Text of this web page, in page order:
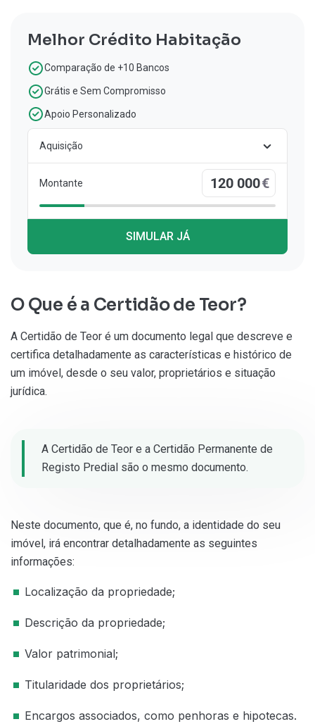
Melhor Crédito Habitação
Comparação de +10 Bancos
Grátis e Sem Compromisso
Apoio Personalizado
Aquisição
Montante €
SIMULAR JÁ
O Que é a Certidão de Teor?
A Certidão de Teor é um documento legal que descreve e
certifica detalhadamente as características e histórico de
um imóvel, desde o seu valor, proprietários e situação
jurídica.
A Certidão de Teor e a Certidão Permanente de
Registo Predial são o mesmo documento.
Neste documento, que é, no fundo, a identidade do seu
imóvel, irá encontrar detalhadamente as seguintes
informações:
Localização da propriedade;
Descrição da propriedade;
Valor patrimonial;
Titularidade dos proprietários;
Encargos associados, como penhoras e hipotecas.